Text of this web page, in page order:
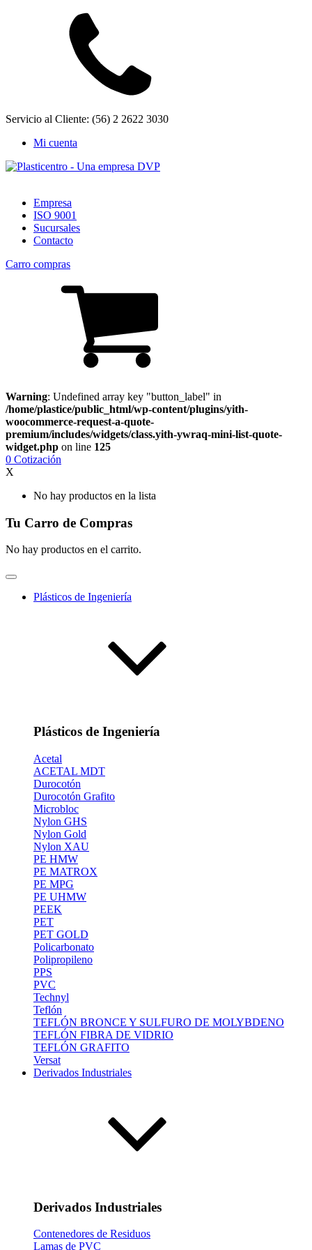
Servicio al Cliente: (56) 2 2622 3030
Mi cuenta
Empresa
ISO 9001
Sucursales
Contacto
Carro compras
Warning: Undefined array key "button_label" in
/home/plastice/public_html/wp-content/plugins/yith-
woocommerce-request-a-quote-
premium/includes/widgets/class.yith-ywraq-mini-list-quote-
widget.php on line 125
0 Cotización
X
No hay productos en la lista
Tu Carro de Compras
No hay productos en el carrito.
Plásticos de Ingeniería
Plásticos de Ingeniería
Acetal
ACETAL MDT
Durocotón
Durocotón Grafito
Microbloc
Nylon GHS
Nylon Gold
Nylon XAU
PE HMW
PE MATROX
PE MPG
PE UHMW
PEEK
PET
PET GOLD
Policarbonato
Polipropileno
PPS
PVC
Technyl
Teflón
TEFLÓN BRONCE Y SULFURO DE MOLYBDENO
TEFLÓN FIBRA DE VIDRIO
TEFLÓN GRAFITO
Versat
Derivados Industriales
Derivados Industriales
Contenedores de Residuos
Lamas de PVC